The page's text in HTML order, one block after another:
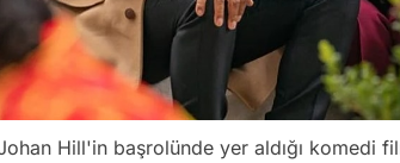
Hill'in başrolünde yer aldığı komedi